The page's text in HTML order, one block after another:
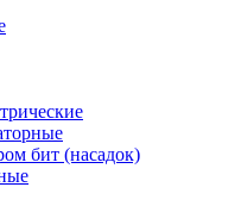
бит (насадок)